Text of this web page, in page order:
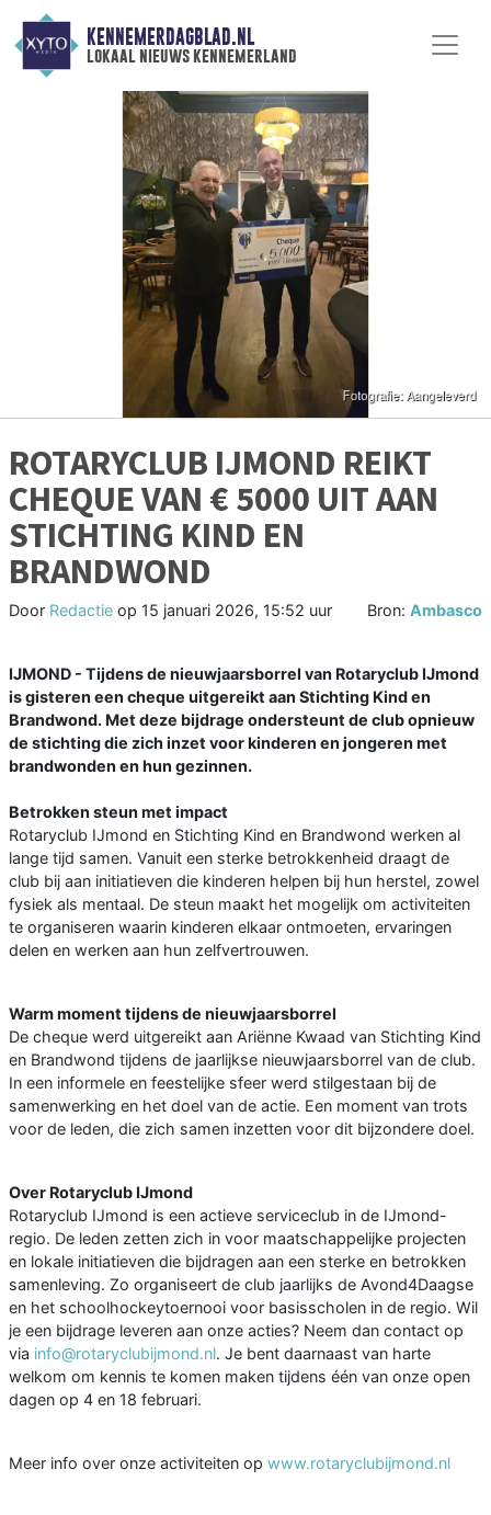
KENNEMERDAGBLAD.NL
lokaal nieuws kennemerland
ROTARYCLUB IJMOND REIKT
CHEQUE VAN € 5000 UIT AAN
STICHTING KIND EN
BRANDWOND
Door Redactie op 15 januari 2026, 15:52 uur Bron: Ambasco
IJMOND - Tijdens de nieuwjaarsborrel van Rotaryclub IJmond
is gisteren een cheque uitgereikt aan Stichting Kind en
Brandwond. Met deze bijdrage ondersteunt de club opnieuw
de stichting die zich inzet voor kinderen en jongeren met
brandwonden en hun gezinnen.
Betrokken steun met impact
Rotaryclub IJmond en Stichting Kind en Brandwond werken al
lange tijd samen. Vanuit een sterke betrokkenheid draagt de
club bij aan initiatieven die kinderen helpen bij hun herstel, zowel
fysiek als mentaal. De steun maakt het mogelijk om activiteiten
te organiseren waarin kinderen elkaar ontmoeten, ervaringen
delen en werken aan hun zelfvertrouwen.
Warm moment tijdens de nieuwjaarsborrel
De cheque werd uitgereikt aan Ariënne Kwaad van Stichting Kind
en Brandwond tijdens de jaarlijkse nieuwjaarsborrel van de club.
In een informele en feestelijke sfeer werd stilgestaan bij de
samenwerking en het doel van de actie. Een moment van trots
voor de leden, die zich samen inzetten voor dit bijzondere doel.
Over Rotaryclub IJmond
Rotaryclub IJmond is een actieve serviceclub in de IJmond-
regio. De leden zetten zich in voor maatschappelijke projecten
en lokale initiatieven die bijdragen aan een sterke en betrokken
samenleving. Zo organiseert de club jaarlijks de Avond4Daagse
en het schoolhockeytoernooi voor basisscholen in de regio. Wil
je een bijdrage leveren aan onze acties? Neem dan contact op
via info@rotaryclubijmond.nl. Je bent daarnaast van harte
welkom om kennis te komen maken tijdens één van onze open
dagen op 4 en 18 februari.
Meer info over onze activiteiten op www.rotaryclubijmond.nl